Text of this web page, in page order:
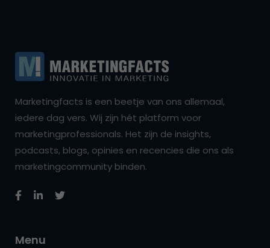
Marketingfacts is een beetje van ons allemaal,
iedere dag vers. Wij zijn hét platform voor
marketingprofessionals. Het zijn de insights,
podcasts, blogs, opinies en recencies die ons als
marketingcommunity binden.
Menu